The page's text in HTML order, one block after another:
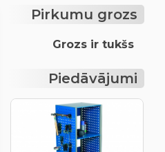
Pirkumu grozs
Grozs ir tukšs
Piedāvājumi